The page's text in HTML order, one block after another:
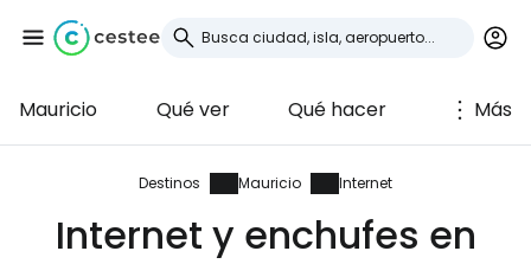
Mauricio Qué ver Qué hacer Más
Destinos Mauricio Internet
Internet y enchufes en
Iniciar sesión en
Cestee
... la comunidad mundial de viajeros